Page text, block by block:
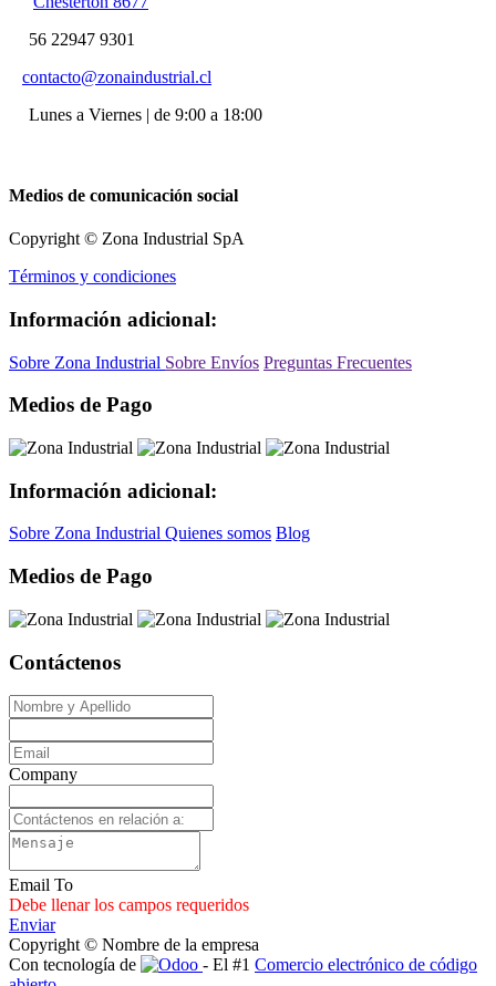
56 22947 9301
contacto@zonaindustrial.cl
Lunes a Viernes | de 9:00 a 18:00
Medios de comunicación social
Copyright © Zona Industrial SpA
Términos y condiciones
Información adicional:
Sobre Zona Industrial Sobre Envíos Preguntas Frecuentes
Medios de Pago
Información adicional:
Sobre Zona Industrial Quienes somos Blog
Medios de Pago
Contáctenos
Company
Email To
Debe llenar los campos requeridos
Enviar
Copyright © Nombre de la empresa
Con tecnología de
- El #1 Comercio electrónico de código